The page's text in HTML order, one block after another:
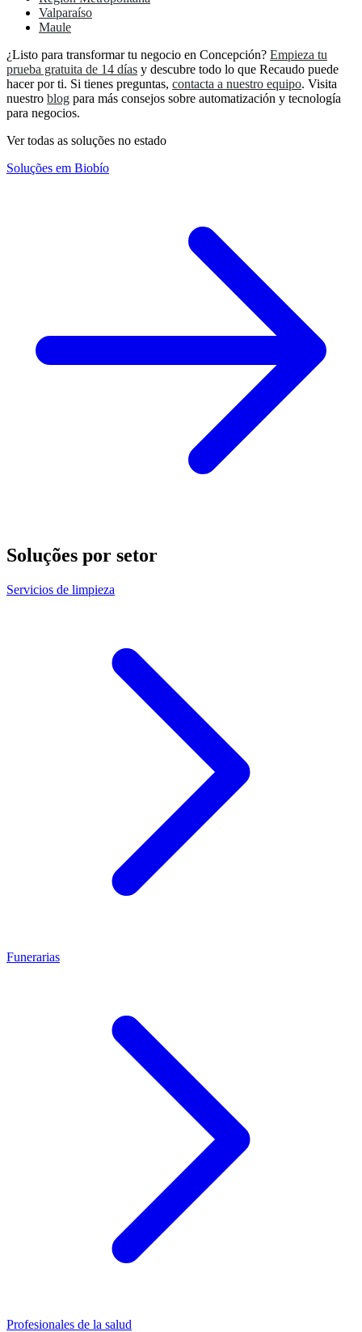
Valparaíso
Maule
¿Listo para transformar tu negocio en Concepción? Empieza tu
prueba gratuita de 14 días y descubre todo lo que Recaudo puede
hacer por ti. Si tienes preguntas, contacta a nuestro equipo. Visita
nuestro blog para más consejos sobre automatización y tecnología
para negocios.
Ver todas as soluções no estado
Soluções em Biobío
Soluções por setor
Servicios de limpieza
Funerarias
Profesionales de la salud